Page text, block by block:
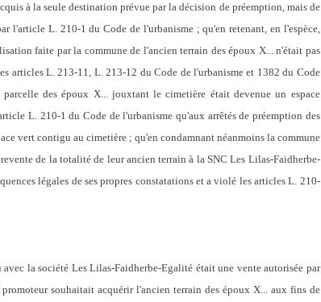
à la seule destination prévue par la décision de préemption, mais de
l'article L. 210-1 du Code de l'urbanisme ; qu'en retenant, en l'espèce,
faite par la commune de l'ancien terrain des époux X... n'était pas
articles L. 213-11, L. 213-12 du Code de l'urbanisme et 1382 du Code
des époux X... jouxtant le cimetière était devenue un espace
L. 210-1 du Code de l'urbanisme qu'aux arrêtés de préemption des
vert contigu au cimetière ; qu'en condamnant néanmoins la commune
de la totalité de leur ancien terrain à la SNC Les Lilas-Faidherbe-
légales de ses propres constatations et a violé les articles L. 210-
la société Les Lilas-Faidherbe-Egalité était une vente autorisée par
souhaitait acquérir l'ancien terrain des époux X... aux fins de